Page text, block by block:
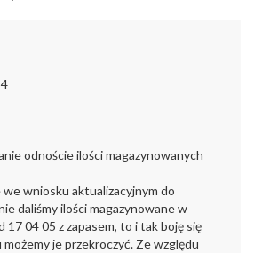
odnoście ilości magazynowanych
we wniosku aktualizacyjnym do
daliśmy ilości magazynowane w
17 04 05 z zapasem, to i tak boję się
je przekroczyć. Ze względu